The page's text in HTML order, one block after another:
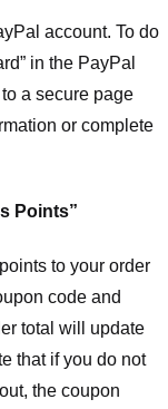
account. To do
in the PayPal
a secure page
or complete
Points”
to your order
code and
total will update
that if you do not
the coupon